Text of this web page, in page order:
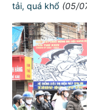
tải, quá khổ (05/